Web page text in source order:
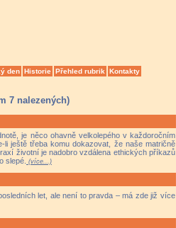
den Historie Přehled rubrik Kontakty
7 nalezených)
je něco ohavně velkolepého v každoročním
ještě třeba komu dokazovat, že naše matričně
životní je nadobro vzdálena ethických příkazů
slepé. (více...)
let, ale není to pravda – má zde již více